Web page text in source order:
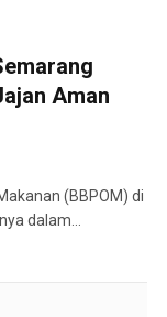
Aman
(BBPOM) di
dalam…